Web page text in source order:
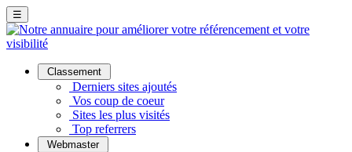
☰
Classement
Derniers sites ajoutés
Vos coup de coeur
Sites les plus visités
Top referrers
Webmaster